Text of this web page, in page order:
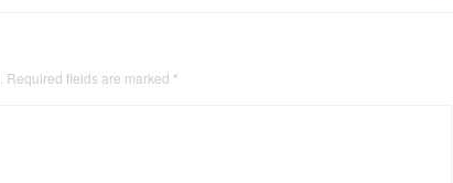
Required fields are marked *